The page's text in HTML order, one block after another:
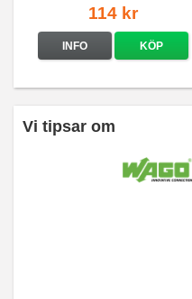
114 kr
INFO KÖP
Vi tipsar om